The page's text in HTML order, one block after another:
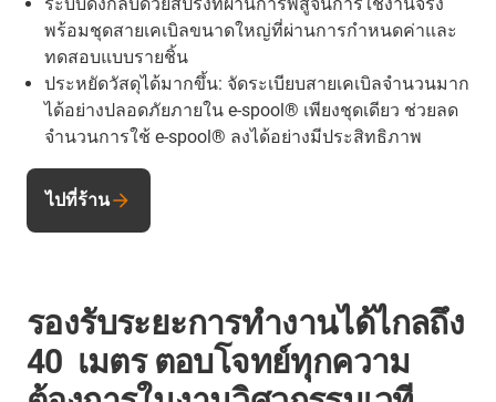
ระบบดึงกลับด้วยสปริงที่ผ่านการพิสูจน์การใช้งานจริง
พร้อมชุดสายเคเบิลขนาดใหญ่ที่ผ่านการกำหนดค่าและ
ทดสอบแบบรายชิ้น
ประหยัดวัสดุได้มากขึ้น: จัดระเบียบสายเคเบิลจำนวนมาก
ได้อย่างปลอดภัยภายใน e-spool® เพียงชุดเดียว ช่วยลด
จำนวนการใช้ e-spool® ลงได้อย่างมีประสิทธิภาพ
ไปที่ร้าน
รองรับระยะการทำงานได้ไกลถึง
40 เมตร ตอบโจทย์ทุกความ